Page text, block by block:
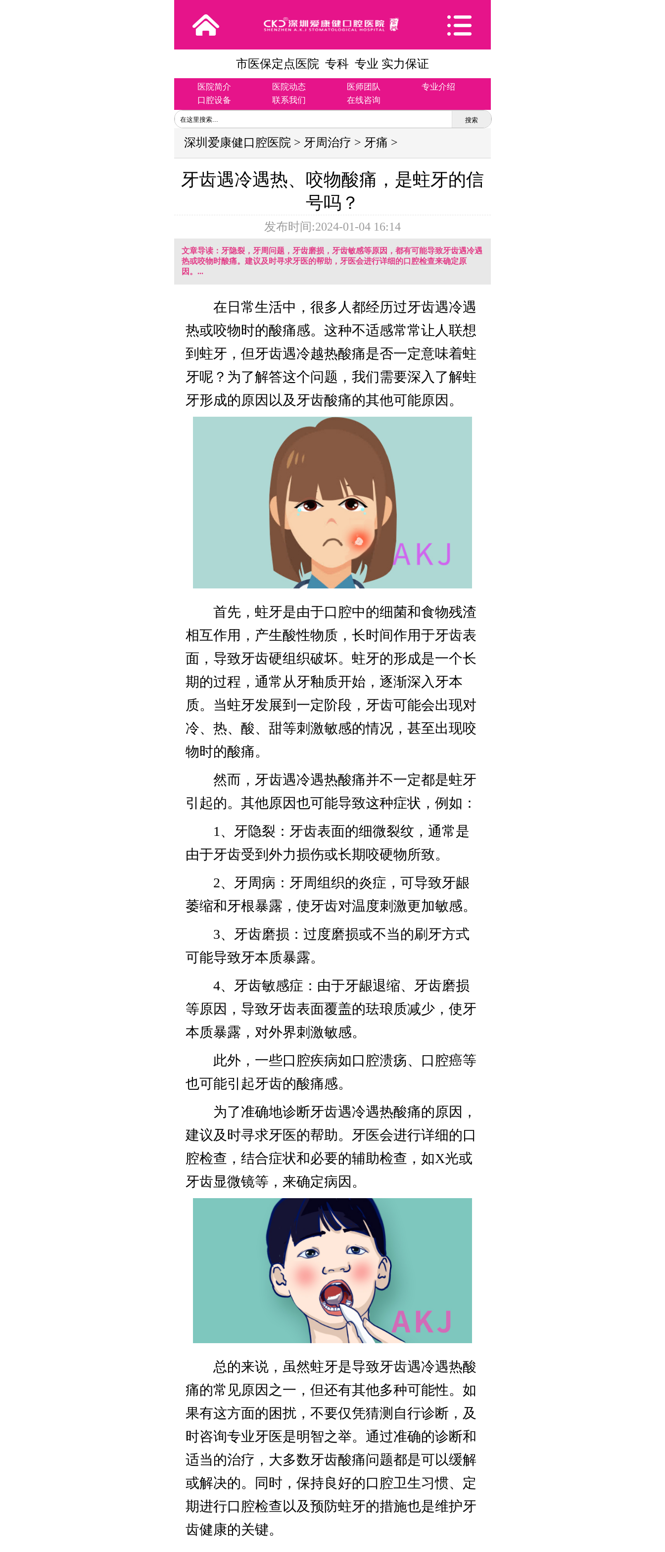
市医保定点医院 专科 专业 实力保证
医院简介 医院动态 医师团队
专业介绍
口腔设备
联系我们 在线咨询
搜索
深圳爱康健口腔医院 > 牙周治疗 > 牙痛 >
牙齿遇冷遇热、咬物酸痛，是蛀牙的信
号吗？
发布时间:2024-01-04 16:14
文章导读：牙隐裂，牙周问题，牙齿磨损，牙齿敏感等原因，都有可能导致牙齿遇冷遇
热或咬物时酸痛。建议及时寻求牙医的帮助，牙医会进行详细的口腔检查来确定原
因。...
在日常生活中，很多人都经历过牙齿遇冷遇
热或咬物时的酸痛感。这种不适感常常让人联想
到蛀牙，但牙齿遇冷越热酸痛是否一定意味着蛀
牙呢？为了解答这个问题，我们需要深入了解蛀
牙形成的原因以及牙齿酸痛的其他可能原因。
首先，蛀牙是由于口腔中的细菌和食物残渣
相互作用，产生酸性物质，长时间作用于牙齿表
面，导致牙齿硬组织破坏。蛀牙的形成是一个长
期的过程，通常从牙釉质开始，逐渐深入牙本
质。当蛀牙发展到一定阶段，牙齿可能会出现对
冷、热、酸、甜等刺激敏感的情况，甚至出现咬
物时的酸痛。
然而，牙齿遇冷遇热酸痛并不一定都是蛀牙
引起的。其他原因也可能导致这种症状，例如：
1、牙隐裂：牙齿表面的细微裂纹，通常是
由于牙齿受到外力损伤或长期咬硬物所致。
2、牙周病：牙周组织的炎症，可导致牙龈
萎缩和牙根暴露，使牙齿对温度刺激更加敏感。
3、牙齿磨损：过度磨损或不当的刷牙方式
可能导致牙本质暴露。
4、牙齿敏感症：由于牙龈退缩、牙齿磨损
等原因，导致牙齿表面覆盖的珐琅质减少，使牙
本质暴露，对外界刺激敏感。
此外，一些口腔疾病如口腔溃疡、口腔癌等
也可能引起牙齿的酸痛感。
为了准确地诊断牙齿遇冷遇热酸痛的原因，
建议及时寻求牙医的帮助。牙医会进行详细的口
腔检查，结合症状和必要的辅助检查，如X光或
牙齿显微镜等，来确定病因。
总的来说，虽然蛀牙是导致牙齿遇冷遇热酸
痛的常见原因之一，但还有其他多种可能性。如
果有这方面的困扰，不要仅凭猜测自行诊断，及
时咨询专业牙医是明智之举。通过准确的诊断和
适当的治疗，大多数牙齿酸痛问题都是可以缓解
或解决的。同时，保持良好的口腔卫生习惯、定
期进行口腔检查以及预防蛀牙的措施也是维护牙
齿健康的关键。